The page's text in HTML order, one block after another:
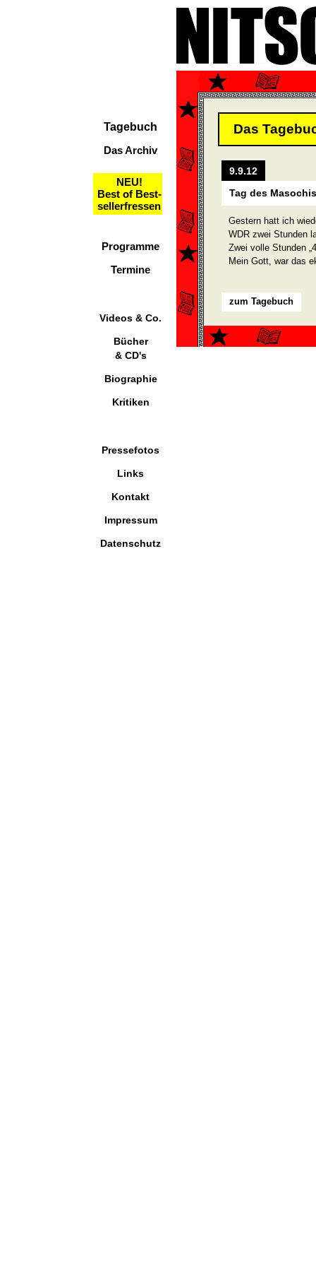
Tagebuch
Das Archiv
NEU!
Best of Best-
sellerfressen
Programme
Termine
Videos & Co.
Bücher
& CD's
Biographie
Kritiken
Pressefotos
Links
Kontakt
Impressum
Datenschutz
Das
9.9.12
Tag des
Gestern hatt ich
WDR zwei Stunden
Zwei volle Stunden
Mein Gott, war das
zum Tagebuch